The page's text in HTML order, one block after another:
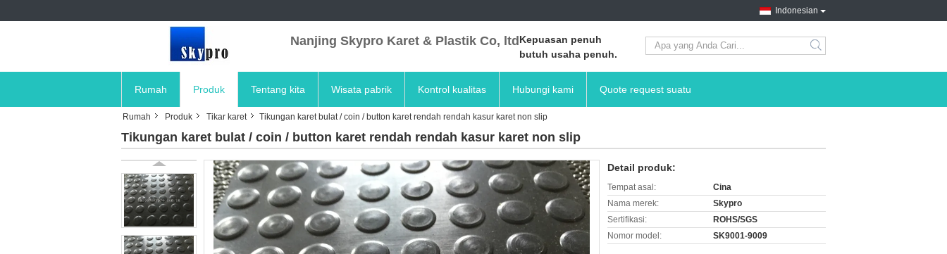
Indonesian
Nanjing Skypro Karet & Plastik Co, ltd Kepuasan penuh
butuh usaha penuh.
search
Rumah Produk Tentang kita Wisata pabrik Kontrol kualitas Hubungi kami Quote request suatu
Rumah Produk Tikar karet Tikungan karet bulat / coin / button karet rendah rendah kasur karet non slip
Tikungan karet bulat / coin / button karet rendah rendah kasur karet non slip
Detail produk:
Tempat asal:
Cina
Nama merek:
Skypro
Sertifikasi:
ROHS/SGS
Nomor model:
SK9001-9009